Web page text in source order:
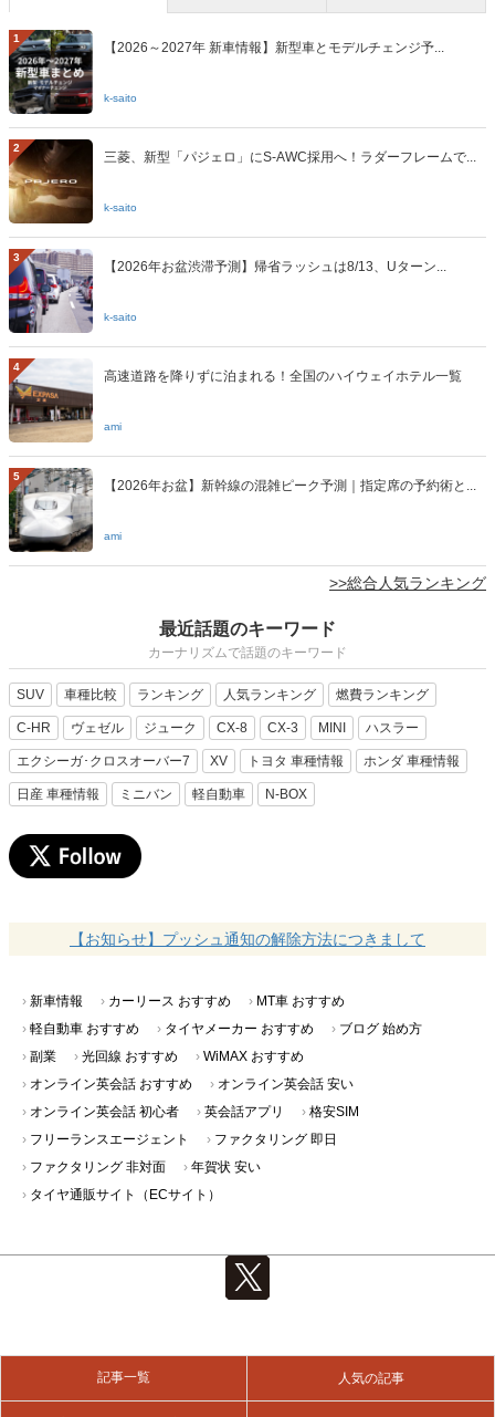
1
【2026～2027年 新車情報】新型車とモデルチェンジ予...
k-saito
2
三菱、新型「パジェロ」にS-AWC採用へ！ラダーフレームで...
k-saito
3
【2026年お盆渋滞予測】帰省ラッシュは8/13、Uターン...
k-saito
4
高速道路を降りずに泊まれる！全国のハイウェイホテル一覧
ami
5
【2026年お盆】新幹線の混雑ピーク予測｜指定席の予約術と...
ami
>>総合人気ランキング
最近話題のキーワード
カーナリズムで話題のキーワード
SUV 車種比較 ランキング 人気ランキング 燃費ランキング
C-HR ヴェゼル ジューク CX-8 CX-3 MINI ハスラー
エクシーガ･クロスオーバー7 XV トヨタ 車種情報 ホンダ 車種情報
日産 車種情報 ミニバン 軽自動車 N-BOX
【お知らせ】プッシュ通知の解除方法につきまして
新車情報 カーリース おすすめ
MT車 おすすめ
軽自動車 おすすめ
タイヤメーカー おすすめ
ブログ 始め方
副業
光回線 おすすめ
WiMAX おすすめ
オンライン英会話 おすすめ
オンライン英会話 安い
オンライン英会話 初心者
英会話アプリ
格安SIM
フリーランスエージェント
ファクタリング 即日
ファクタリング 非対面
年賀状 安い
タイヤ通販サイト（ECサイト）
記事一覧 人気の記事